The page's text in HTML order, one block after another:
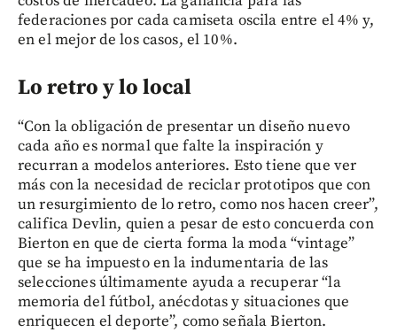
federaciones por cada camiseta oscila entre el 4% y,
en el mejor de los casos, el 10%.
Lo retro y lo local
“Con la obligación de presentar un diseño nuevo
cada año es normal que falte la inspiración y
recurran a modelos anteriores. Esto tiene que ver
más con la necesidad de reciclar prototipos que con
un resurgimiento de lo retro, como nos hacen creer”,
califica Devlin, quien a pesar de esto concuerda con
Bierton en que de cierta forma la moda “vintage”
que se ha impuesto en la indumentaria de las
selecciones últimamente ayuda a recuperar “la
memoria del fútbol, anécdotas y situaciones que
enriquecen el deporte”, como señala Bierton.